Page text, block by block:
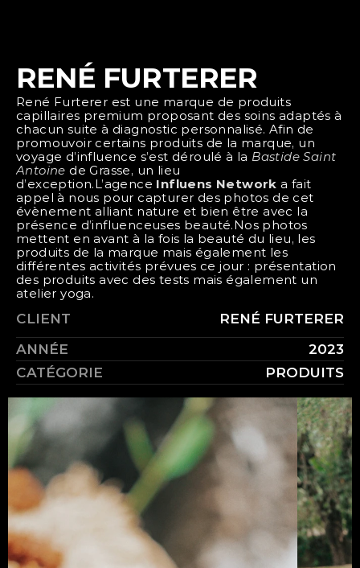
RENÉ FURTERER
René Furterer est une marque de produits
capillaires premium proposant des soins adaptés à
chacun suite à diagnostic personnalisé. Afin de
promouvoir certains produits de la marque, un
voyage d’influence s’est déroulé à la Bastide Saint
Antoine de Grasse, un lieu
d’exception.L’agence Influens Network a fait
appel à nous pour capturer des photos de cet
évènement alliant nature et bien être avec la
présence d’influenceuses beauté.Nos photos
mettent en avant à la fois la beauté du lieu, les
produits de la marque mais également les
différentes activités prévues ce jour : présentation
des produits avec des tests mais également un
atelier yoga.
CLIENT
RENÉ FURTERER
ANNÉE
2023
CATÉGORIE
PRODUITS